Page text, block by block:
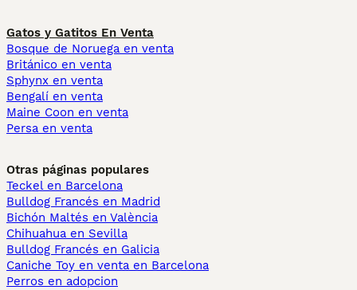
Gatos y Gatitos En Venta
Bosque de Noruega en venta
Británico en venta
Sphynx en venta
Bengalí en venta
Maine Coon en venta
Persa en venta
Otras páginas populares
Teckel en Barcelona
Bulldog Francés en Madrid
Bichón Maltés en València
Chihuahua en Sevilla
Bulldog Francés en Galicia
Caniche Toy en venta en Barcelona
Perros en adopcion